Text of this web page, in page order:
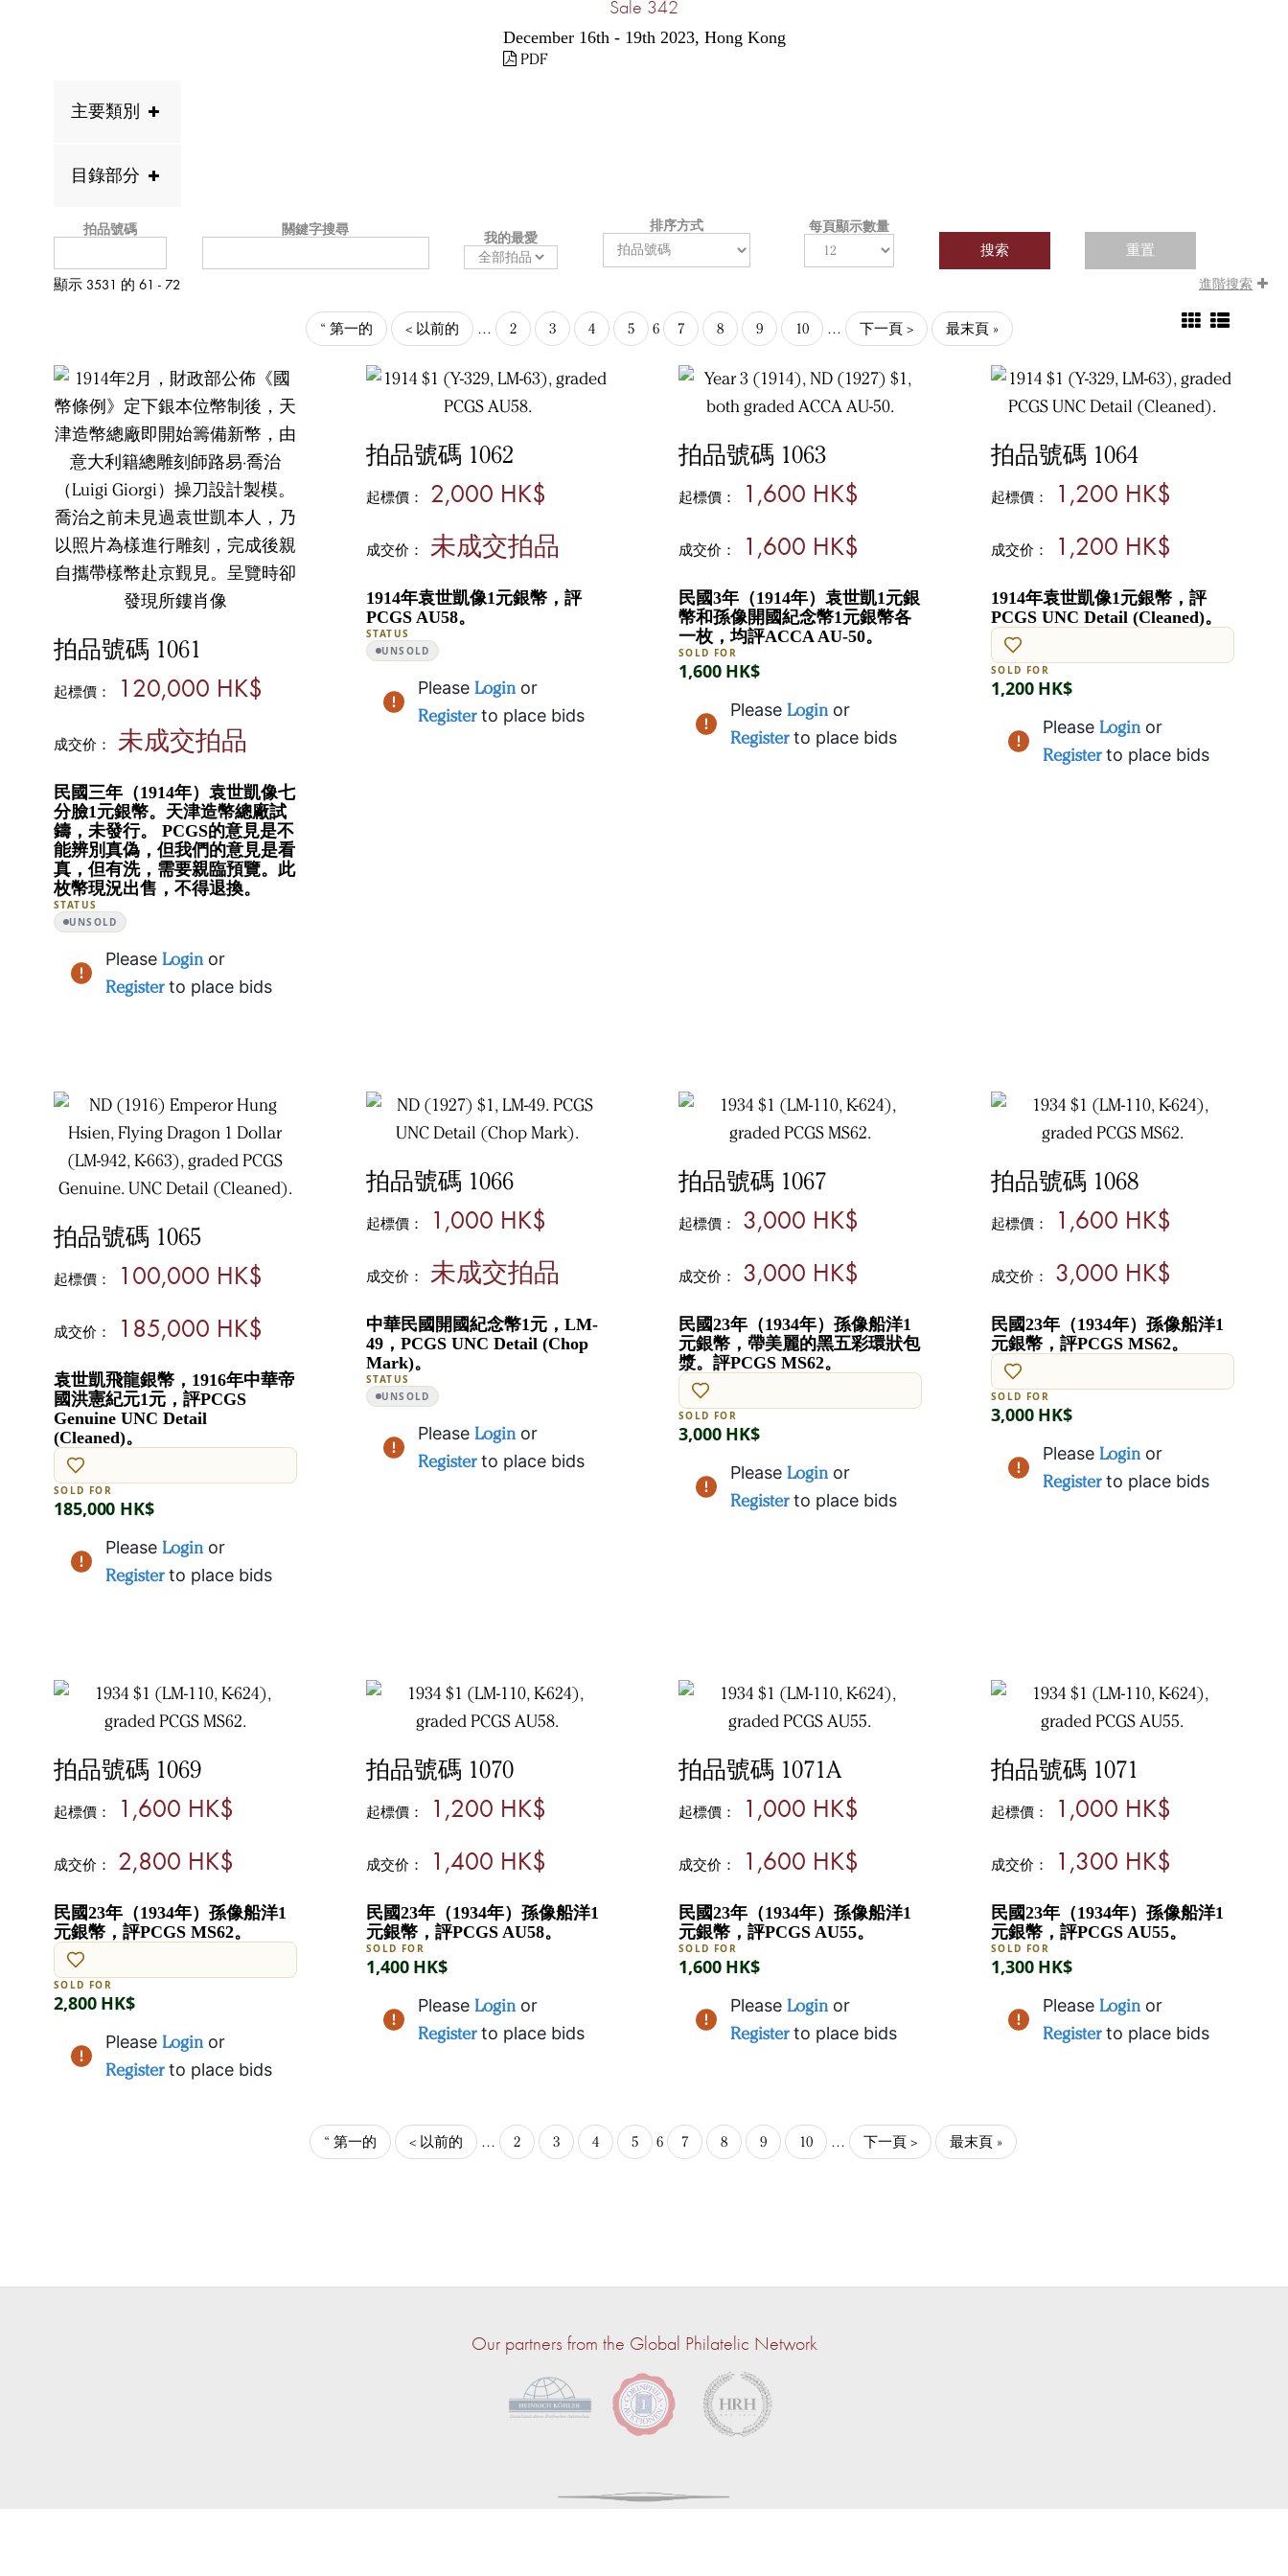
Sale 342
December 16th - 19th 2023, Hong Kong
PDF
主要類別
目錄部分
拍品號碼 關鍵字搜尋 我的最愛
排序方式 每頁顯示數量
進階搜索
顯示 3531 的 61 - 72
“ 第一的 < 以前的 … 2 3 4 5 6 7 8 9 10 … 下一頁 > 最末頁 »
拍品號碼 1061
起標價： 120,000 HK$
成交价： 未成交拍品
民國三年（1914年）袁世凱像七
分臉1元銀幣。天津造幣總廠試
鑄，未發行。 PCGS的意見是不
能辨別真偽，但我們的意見是看
真，但有洗，需要親臨預覽。此
枚幣現況出售，不得退換。
STATUS
UNSOLD
Please Login or
Register to place bids
拍品號碼 1062
起標價： 2,000 HK$
成交价： 未成交拍品
1914年袁世凱像1元銀幣，評
PCGS AU58。
STATUS
UNSOLD
Please Login or
Register to place bids
拍品號碼 1063
起標價： 1,600 HK$
成交价： 1,600 HK$
民國3年（1914年）袁世凱1元銀
幣和孫像開國紀念幣1元銀幣各
一枚，均評ACCA AU-50。
SOLD FOR
1,600 HK$
Please Login or
Register to place bids
拍品號碼 1064
起標價： 1,200 HK$
成交价： 1,200 HK$
1914年袁世凱像1元銀幣，評
PCGS UNC Detail (Cleaned)。
SOLD FOR
1,200 HK$
Please Login or
Register to place bids
拍品號碼 1065
起標價： 100,000 HK$
成交价： 185,000 HK$
袁世凱飛龍銀幣，1916年中華帝
國洪憲紀元1元，評PCGS
Genuine UNC Detail
(Cleaned)。
SOLD FOR
185,000 HK$
Please Login or
Register to place bids
拍品號碼 1066
起標價： 1,000 HK$
成交价： 未成交拍品
中華民國開國紀念幣1元，LM-
49，PCGS UNC Detail (Chop
Mark)。
STATUS
UNSOLD
Please Login or
Register to place bids
拍品號碼 1067
起標價： 3,000 HK$
成交价： 3,000 HK$
民國23年（1934年）孫像船洋1
元銀幣，帶美麗的黑五彩環狀包
漿。評PCGS MS62。
SOLD FOR
3,000 HK$
Please Login or
Register to place bids
拍品號碼 1068
起標價： 1,600 HK$
成交价： 3,000 HK$
民國23年（1934年）孫像船洋1
元銀幣，評PCGS MS62。
SOLD FOR
3,000 HK$
Please Login or
Register to place bids
拍品號碼 1069
起標價： 1,600 HK$
成交价： 2,800 HK$
民國23年（1934年）孫像船洋1
元銀幣，評PCGS MS62。
SOLD FOR
2,800 HK$
Please Login or
Register to place bids
拍品號碼 1070
起標價： 1,200 HK$
成交价： 1,400 HK$
民國23年（1934年）孫像船洋1
元銀幣，評PCGS AU58。
SOLD FOR
1,400 HK$
Please Login or
Register to place bids
拍品號碼 1071A
起標價： 1,000 HK$
成交价： 1,600 HK$
民國23年（1934年）孫像船洋1
元銀幣，評PCGS AU55。
SOLD FOR
1,600 HK$
Please Login or
Register to place bids
拍品號碼 1071
起標價： 1,000 HK$
成交价： 1,300 HK$
民國23年（1934年）孫像船洋1
元銀幣，評PCGS AU55。
SOLD FOR
1,300 HK$
Please Login or
Register to place bids
“ 第一的 < 以前的 … 2 3 4 5 6 7 8 9 10 … 下一頁 > 最末頁 »
Our partners from the Global Philatelic Network